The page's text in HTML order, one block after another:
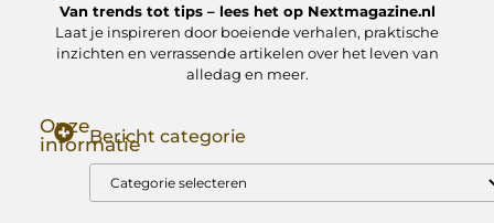
Van trends tot tips – lees het op Nextmagazine.nl
Laat je inspireren door boeiende verhalen, praktische
inzichten en verrassende artikelen over het leven van
alledag en meer.
Onze
informatieBericht categorie